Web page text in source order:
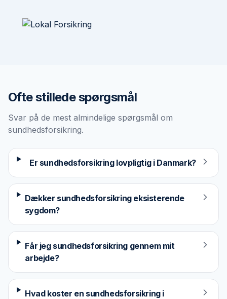
Ofte stillede spørgsmål
Svar på de mest almindelige spørgsmål om
sundhedsforsikring.
Er sundhedsforsikring lovpligtig i Danmark?
Dækker sundhedsforsikring eksisterende
sygdom?
Får jeg sundhedsforsikring gennem mit
arbejde?
Hvad koster en sundhedsforsikring i